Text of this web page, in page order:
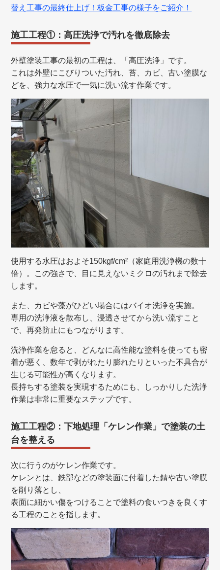
替え工事の最終仕上げ！板金工事の様子をご紹介！
施工工程①：高圧洗浄で汚れを徹底除去
外壁塗装工事の最初の工程は、「高圧洗浄」です。
これは外壁にこびりついた汚れ、苔、カビ、古い塗膜な
どを、強力な水圧で一気に洗い流す作業です。
使用する水圧はおよそ150kgf/cm²（家庭用洗浄機の数十
倍）。この強さで、目に見えないミクロの汚れまで除去
します。
また、カビや藻がひどい場合にはバイオ洗浄を実施。
専用の洗浄液を散布し、浸透させてから洗い流すこと
で、再発防止にもつながります。
洗浄作業を怠ると、どんなに高性能な塗料を使っても密
着が悪く、数年で剥がれたり膨れたりといった不具合が
生じる可能性が高くなります。
長持ちする塗装を実現するためにも、しっかりした洗浄
作業は非常に重要なステップです。
施工工程②：下地処理「ケレン作業」で塗装の土
台を整える
次に行うのがケレン作業です。
ケレンとは、鉄部などの塗装面に付着した錆や古い塗膜
を削り落とし、
表面に細かい傷をつけることで塗料の食いつきを良くす
る工程のことを指します。